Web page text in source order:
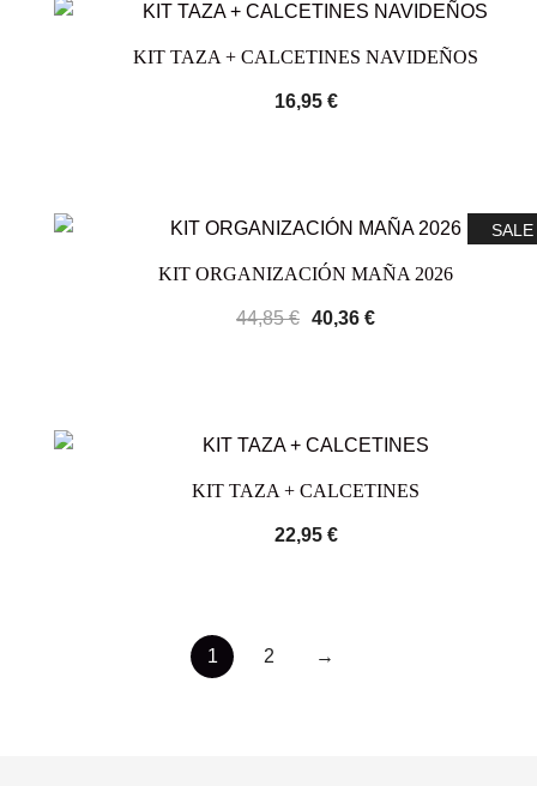
KIT TAZA + CALCETINES NAVIDEÑOS
16,95 €
SALE
KIT ORGANIZACIÓN MAÑA 2026
44,85€ 40,36 €
KIT TAZA + CALCETINES
22,95 €
1 2 →